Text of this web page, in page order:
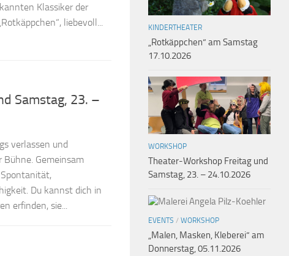
Klassiker der
liebevoll...
Samstag, 23. –
verlassen und
Gemeinsam
Du kannst dich in
erfinden, sie...
KINDERTHEATER
„Rotkäppchen“ am Samstag
17.10.2026
WORKSHOP
Theater-Workshop Freitag und
Samstag, 23. – 24.10.2026
EVENTS / WORKSHOP
„Malen, Masken, Kleberei“ am
Donnerstag, 05.11.2026